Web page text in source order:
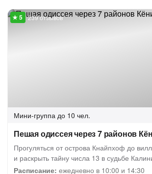
239 отзывов
Мини-группа до 10 чел.
Пешая одиссея через 7 районов
Прогуляться от острова Кнайпхоф до
и раскрыть тайну числа 13 в судьбе
Расписание: ежедневно в 10:00 и 14:30